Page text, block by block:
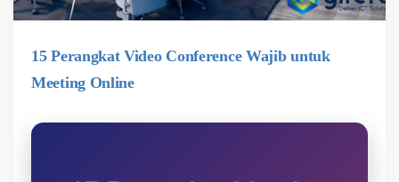
15 Perangkat Video Conference Wajib untuk
Meeting Online